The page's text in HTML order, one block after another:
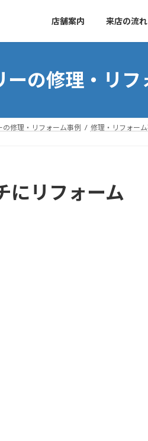
店舗案内 来店の流れ
ーの修理・リフ
の修理・リフォーム事例 修理・リフォー
にリフォーム